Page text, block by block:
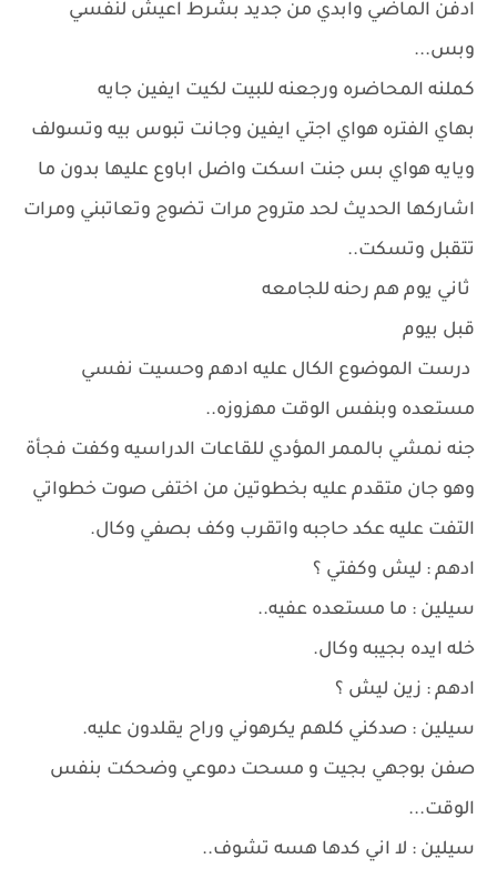
ادفن الماضي وابدي من جديد بشرط اعيش لنفسي
وبس...
كملنه المحاضره ورجعنه للبيت لكيت ايفين جايه
بهاي الفتره هواي اجتي ايفين وجانت تبوس بيه وتسولف
ويايه هواي بس جنت اسكت واضل اباوع عليها بدون ما
اشاركها الحديث لحد متروح مرات تضوج وتعاتبني ومرات
تتقبل وتسكت..
ثاني يوم هم رحنه للجامعه
قبل بيوم
درست الموضوع الكال عليه ادهم وحسيت نفسي
مستعده وبنفس الوقت مهزوزه..
جنه نمشي بالممر المؤدي للقاعات الدراسيه وكفت فجأة
وهو جان متقدم عليه بخطوتين من اختفى صوت خطواتي
التفت عليه عكد حاجبه واتقرب وكف بصفي وكال.
ادهم : ليش وكفتي ؟
سيلين : ما مستعده عفيه..
خله ايده بجيبه وكال.
ادهم : زين ليش ؟
سيلين : صدكني كلهم يكرهوني وراح يقلدون عليه.
صفن بوجهي بجيت و مسحت دموعي وضحكت بنفس
الوقت...
سيلين : لا اني كدها هسه تشوف..